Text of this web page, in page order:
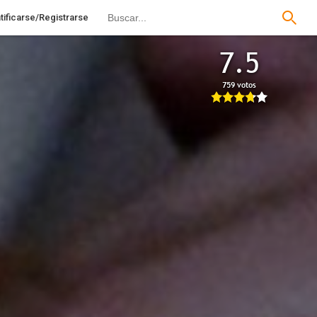
Registrarse
7.5
759 votos